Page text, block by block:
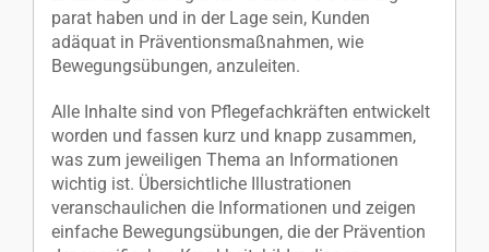
parat haben und in der Lage sein, Kunden
adäquat in Präventionsmaßnahmen, wie
Bewegungsübungen, anzuleiten.
Alle Inhalte sind von Pflegefachkräften entwickelt
worden und fassen kurz und knapp zusammen,
was zum jeweiligen Thema an Informationen
wichtig ist. Übersichtliche Illustrationen
veranschaulichen die Informationen und zeigen
einfache Bewegungsübungen, die der Prävention